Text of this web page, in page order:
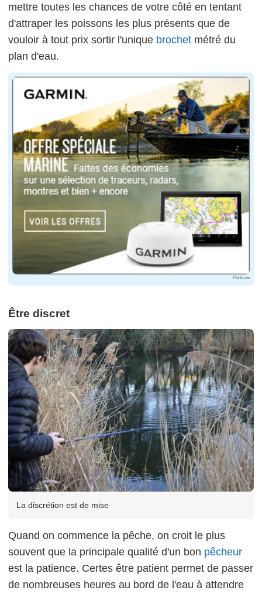
mettre toutes les chances de votre côté en tentant
d'attraper les poissons les plus présents que de
vouloir à tout prix sortir l'unique brochet métré du
plan d'eau.
Publicité
Être discret
La discrétion est de mise
Quand on commence la pêche, on croit le plus
souvent que la principale qualité d'un bon pêcheur
est la patience. Certes être patient permet de passer
de nombreuses heures au bord de l'eau à attendre